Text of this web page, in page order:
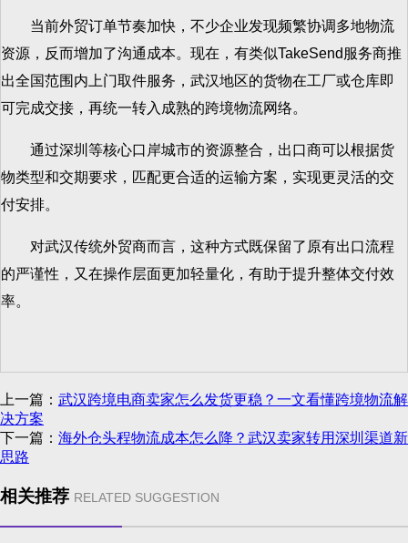
当前外贸订单节奏加快，不少企业发现频繁协调多地物流
资源，反而增加了沟通成本。现在，有类似TakeSend服务商推
出全国范围内上门取件服务，武汉地区的货物在工厂或仓库即
可完成交接，再统一转入成熟的跨境物流网络。
通过深圳等核心口岸城市的资源整合，出口商可以根据货
物类型和交期要求，匹配更合适的运输方案，实现更灵活的交
付安排。
对武汉传统外贸商而言，这种方式既保留了原有出口流程
的严谨性，又在操作层面更加轻量化，有助于提升整体交付效
率。
上一篇： 武汉跨境电商卖家怎么发货更稳？一文看懂跨境物流解
决方案
下一篇： 海外仓头程物流成本怎么降？武汉卖家转用深圳渠道新
思路
相关推荐 RELATED SUGGESTION